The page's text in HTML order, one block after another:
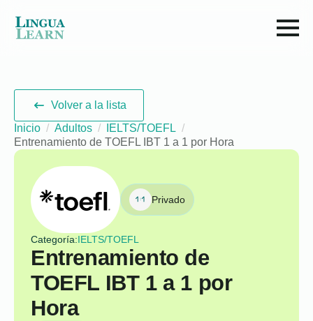
Volver a la lista
Inicio
Adultos
IELTS/TOEFL
Entrenamiento de TOEFL IBT 1 a 1 por Hora
Privado
Categoría:IELTS/TOEFL
Entrenamiento de
TOEFL IBT 1 a 1 por
Hora